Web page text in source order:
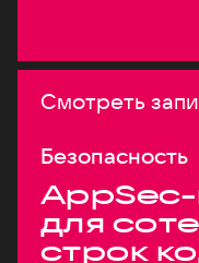
Смотреть
Безопасность
для
строк